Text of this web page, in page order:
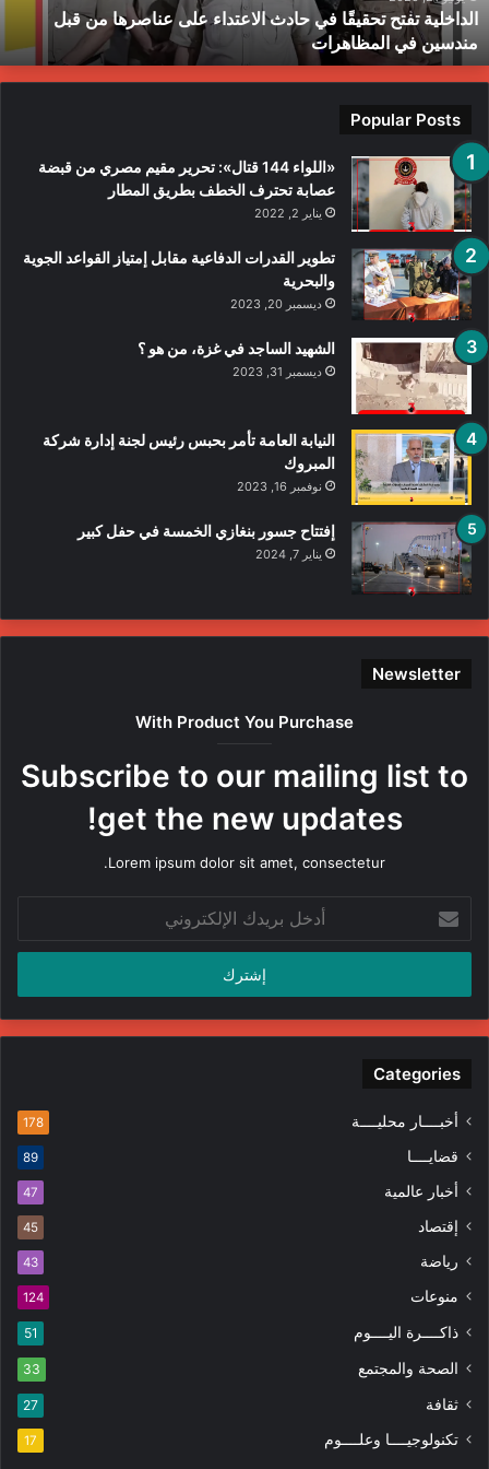
قبل
مندسين
في
المظاهرات
الداخلية تفتح تحقيقًا في حادث الاعتداء على عناصرها من قبل
مندسين في المظاهرات
Popular Posts
«اللواء 144 قتال»: تحرير مقيم مصري من قبضة
عصابة تحترف الخطف بطريق المطار
يناير 2, 2022
تطوير القدرات الدفاعية مقابل إمتياز القواعد الجوية
والبحرية
ديسمبر 20, 2023
الشهيد الساجد في غزة، من هو ؟
ديسمبر 31, 2023
النيابة العامة تأمر بحبس رئيس لجنة إدارة شركة
المبروك
نوفمبر 16, 2023
إفتتاح جسور بنغازي الخمسة في حفل كبير
يناير 7, 2024
Newsletter
With Product You Purchase
Subscribe to our mailing list to
get the new updates!
Lorem ipsum dolor sit amet, consectetur.
بريدك
الإلكتروني
Categories
أخبــــار محليــــة 178
قضايــــا 89
أخبار عالمية 47
إقتصاد 45
رياضة 43
منوعات 124
ذاكــــرة اليــــوم 51
الصحة والمجتمع 33
ثقافة 27
تكنولوجيــــا وعلــــوم 17